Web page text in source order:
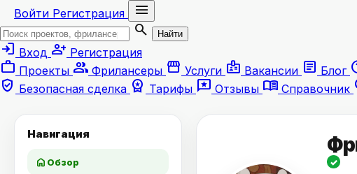
Войти Регистрация
menu
search
Найти
login Вход person_add Регистрация
work Проекты group Фрилансеры storefront Услуги badge Вакансии article Блог
verified_user Безопасная сделка workspace_premium Тарифы reviews Отзывы menu_book Справочник
Навигация
home Обзор ✓